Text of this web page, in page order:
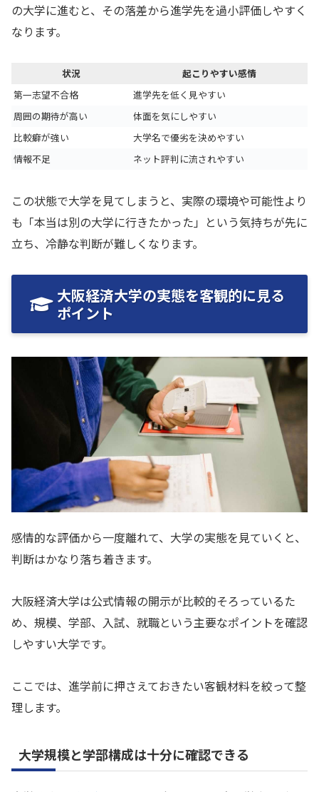
の大学に進むと、その落差から進学先を過小評価しやすく
なります。
状況
起こりやすい感情
第一志望不合格
進学先を低く見やすい
周囲の期待が高い
体面を気にしやすい
比較癖が強い
大学名で優劣を決めやすい
情報不足
ネット評判に流されやすい
この状態で大学を見てしまうと、実際の環境や可能性より
も「本当は別の大学に行きたかった」という気持ちが先に
立ち、冷静な判断が難しくなります。
大阪経済大学の実態を客観的に見る
ポイント
感情的な評価から一度離れて、大学の実態を見ていくと、
判断はかなり落ち着きます。
大阪経済大学は公式情報の開示が比較的そろっているた
め、規模、学部、入試、就職という主要なポイントを確認
しやすい大学です。
ここでは、進学前に押さえておきたい客観材料を絞って整
理します。
大学規模と学部構成は十分に確認できる